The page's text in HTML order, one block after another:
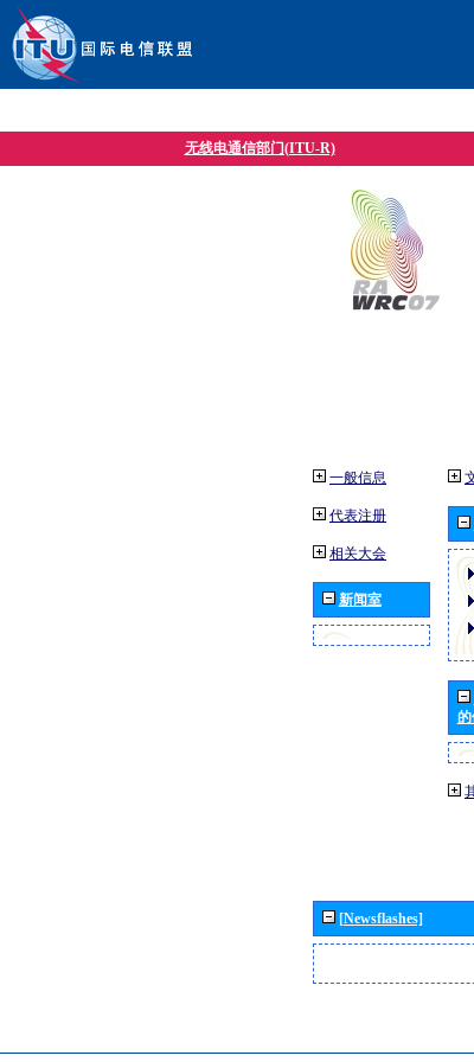
无线电通信部门(ITU-R)
一般信息
代表注册
相关大会
新闻室
的
[Newsflashes]